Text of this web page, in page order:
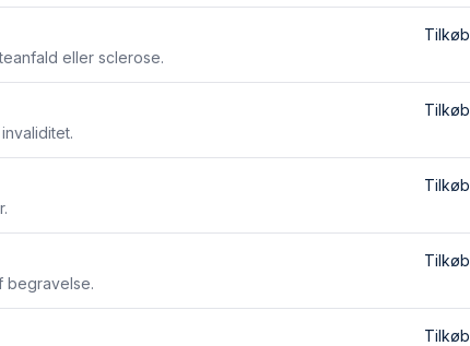
eller sclerose.
Tilkøb
Tilkøb
Tilkøb
begravelse.
Tilkøb
Tilkøb